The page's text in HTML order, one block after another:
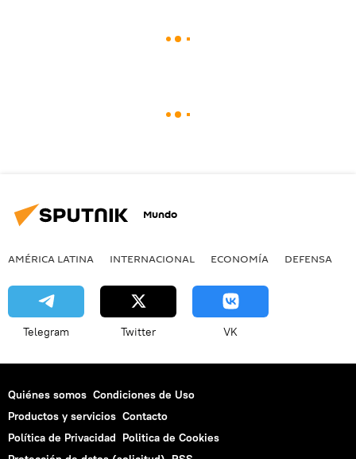
Mundo
AMÉRICA LATINA INTERNACIONAL ECONOMÍA DEFENSA
Telegram Twitter VK
Quiénes somos Condiciones de Uso
Productos y servicios Contacto
Política de Privacidad Politica de Cookies